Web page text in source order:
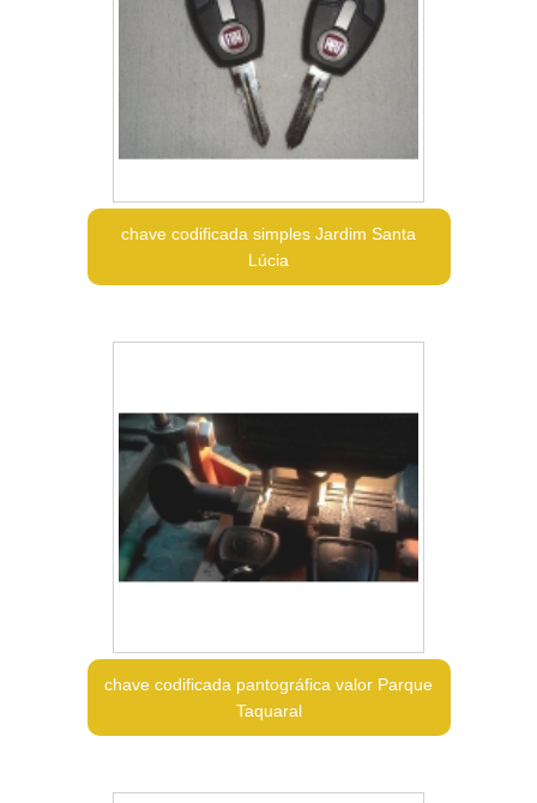
chave codificada simples Jardim Santa
Lúcia
chave codificada pantográfica valor Parque
Taquaral